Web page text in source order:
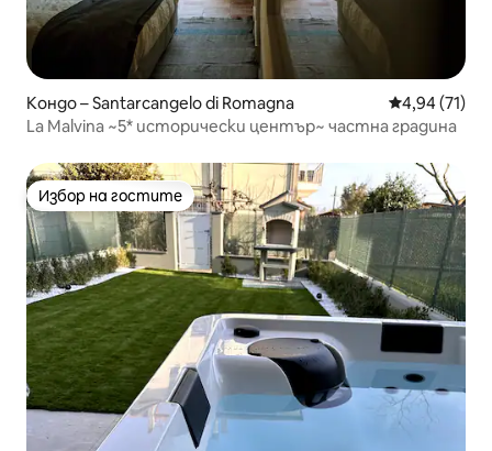
Кондо – Santarcangelo di Romagna Средна
4,94 (71)
La Malvina ~5* исторически център~ частна градина
Избор на гостите
Избор на гостите